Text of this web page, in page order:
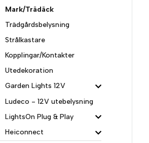
Mark/Trädäck
Trädgårdsbelysning
Strålkastare
Kopplingar/Kontakter
Utedekoration
Garden Lights 12V
Ludeco - 12V utebelysning
LightsOn Plug & Play
Heiconnect